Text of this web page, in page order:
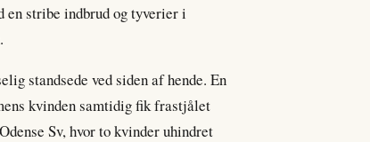
stribe indbrud og tyverier i
standsede ved siden af hende. En
kvinden samtidig fik frastjålet
Sv, hvor to kvinder uhindret